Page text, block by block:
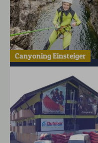
Canyoning Einsteiger